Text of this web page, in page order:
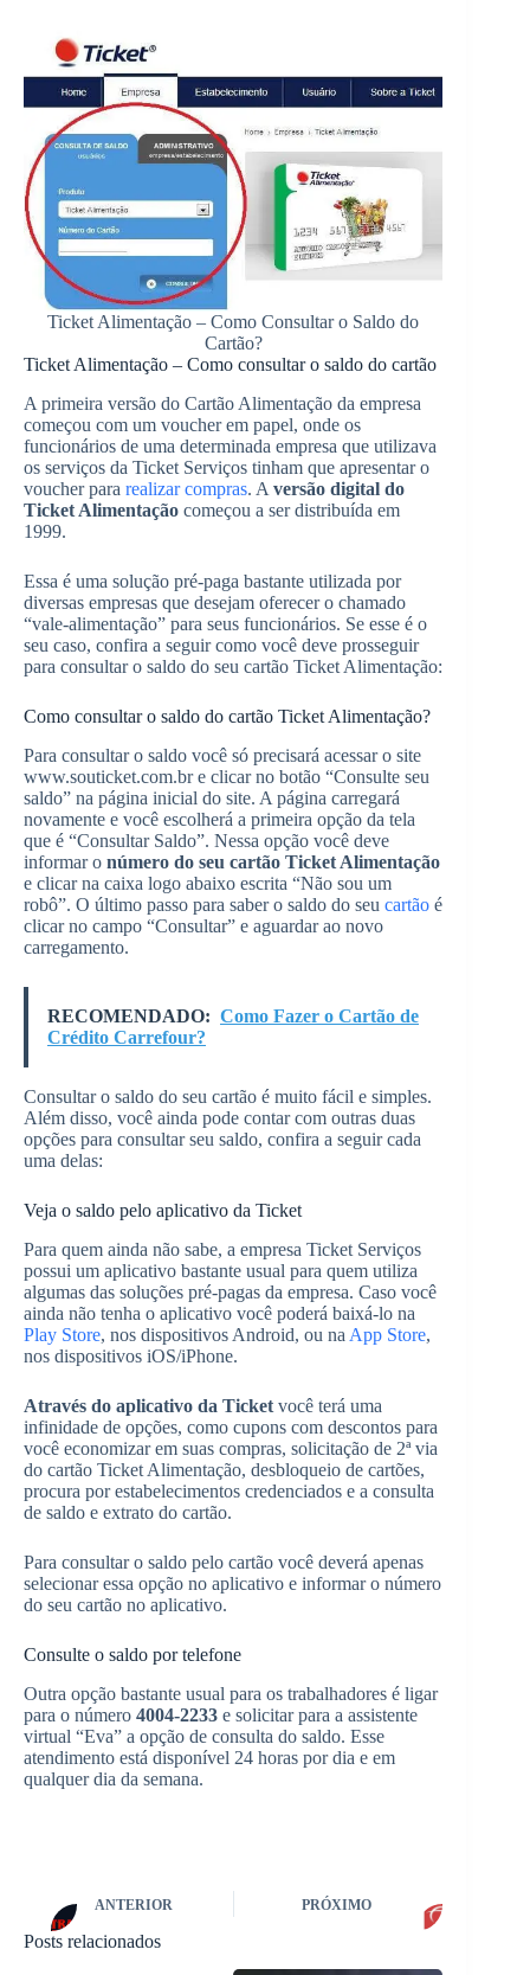
Ticket Alimentação – Como Consultar o Saldo do
Cartão?
Ticket Alimentação – Como consultar o saldo do cartão
A primeira versão do Cartão Alimentação da empresa
começou com um voucher em papel, onde os
funcionários de uma determinada empresa que utilizava
os serviços da Ticket Serviços tinham que apresentar o
voucher para realizar compras. A versão digital do
Ticket Alimentação começou a ser distribuída em
1999.
Essa é uma solução pré-paga bastante utilizada por
diversas empresas que desejam oferecer o chamado
“vale-alimentação” para seus funcionários. Se esse é o
seu caso, confira a seguir como você deve prosseguir
para consultar o saldo do seu cartão Ticket Alimentação:
Como consultar o saldo do cartão Ticket Alimentação?
Para consultar o saldo você só precisará acessar o site
www.souticket.com.br e clicar no botão “Consulte seu
saldo” na página inicial do site. A página carregará
novamente e você escolherá a primeira opção da tela
que é “Consultar Saldo”. Nessa opção você deve
informar o número do seu cartão Ticket Alimentação
e clicar na caixa logo abaixo escrita “Não sou um
robô”. O último passo para saber o saldo do seu cartão é
clicar no campo “Consultar” e aguardar ao novo
carregamento.
RECOMENDADO: Como Fazer o Cartão de
Crédito Carrefour?
Consultar o saldo do seu cartão é muito fácil e simples.
Além disso, você ainda pode contar com outras duas
opções para consultar seu saldo, confira a seguir cada
uma delas:
Veja o saldo pelo aplicativo da Ticket
Para quem ainda não sabe, a empresa Ticket Serviços
possui um aplicativo bastante usual para quem utiliza
algumas das soluções pré-pagas da empresa. Caso você
ainda não tenha o aplicativo você poderá baixá-lo na
Play Store, nos dispositivos Android, ou na App Store,
nos dispositivos iOS/iPhone.
Através do aplicativo da Ticket você terá uma
infinidade de opções, como cupons com descontos para
você economizar em suas compras, solicitação de 2ª via
do cartão Ticket Alimentação, desbloqueio de cartões,
procura por estabelecimentos credenciados e a consulta
de saldo e extrato do cartão.
Para consultar o saldo pelo cartão você deverá apenas
selecionar essa opção no aplicativo e informar o número
do seu cartão no aplicativo.
Consulte o saldo por telefone
Outra opção bastante usual para os trabalhadores é ligar
para o número 4004-2233 e solicitar para a assistente
virtual “Eva” a opção de consulta do saldo. Esse
atendimento está disponível 24 horas por dia e em
qualquer dia da semana.
ANTERIOR PRÓXIMO
Posts relacionados